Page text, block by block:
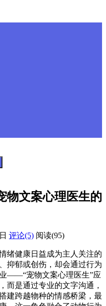
物文案心理医生的
评论(5) 阅读(95)
绪健康日益成为主人关注的
抑郁或创伤，却会通过行为
——“宠物文案心理医生”应
而是通过专业的文字沟通，
建跨越物种的情感桥梁，最